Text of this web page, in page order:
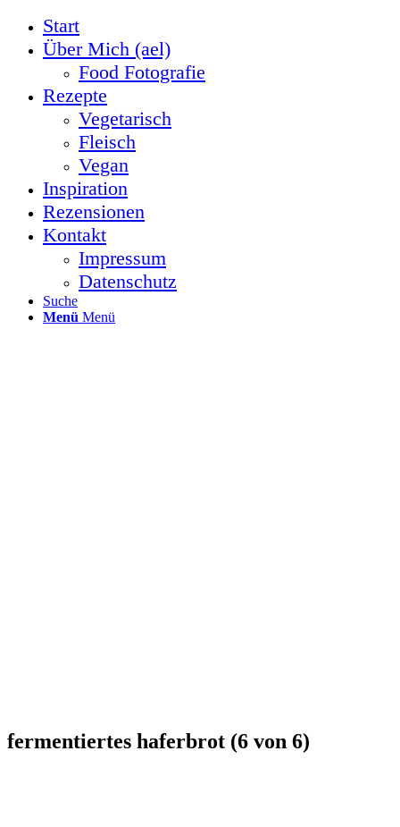
Start
Über Mich (ael)
Food Fotografie
Rezepte
Vegetarisch
Fleisch
Vegan
Inspiration
Rezensionen
Kontakt
Impressum
Datenschutz
Suche
Menü Menü
fermentiertes haferbrot (6 von 6)